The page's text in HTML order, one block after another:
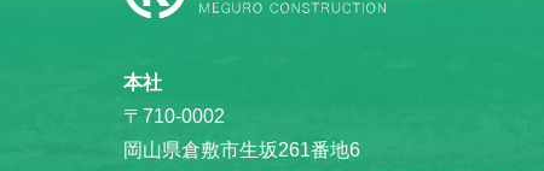
本社
〒710-0002
岡山県倉敷市生坂261番地6